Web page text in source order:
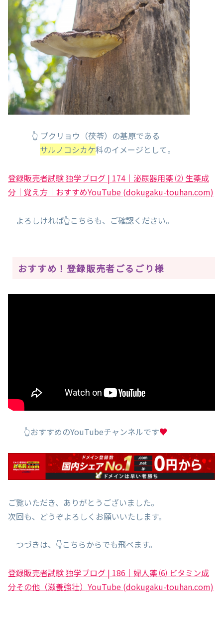
👆 ブクリョウ（茯苓）の基原である
サルノコシカケ科のイメージとして。
登録販売者試験 独学ブログ | 174｜泌尿器用薬 ⑵ 生薬成
分｜覚え方｜おすすめYouTube (dokugaku-touhan.com)
よろしければ👆こちらも、ご確認ください。
おすすめ！登録販売者ごるごり様
👆おすすめのYouTubeチャンネルです♥
ご覧いただき、ありがとうございました。
次回も、どうぞよろしくお願いいたします。
つづきは、👇こちらからでも飛べます。
登録販売者試験 独学ブログ | 186｜婦人薬 ⑹ ビタミン成
分その他（滋養強壮）YouTube (dokugaku-touhan.com)